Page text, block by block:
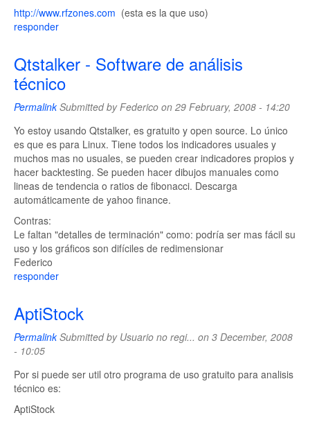
http://www.rfzones.com (esta es la que uso)
responder
Qtstalker - Software de análisis
técnico
PermalinkSubmitted byFederico on 29 February, 2008 - 14:20
Yo estoy usando Qtstalker, es gratuito y open source. Lo único
es que es para Linux. Tiene todos los indicadores usuales y
muchos mas no usuales, se pueden crear indicadores propios y
hacer backtesting. Se pueden hacer dibujos manuales como
lineas de tendencia o ratios de fibonacci. Descarga
automáticamente de yahoo finance.
Contras:
Le faltan "detalles de terminación" como: podría ser mas fácil su
uso y los gráficos son difíciles de redimensionar
Federico
responder
AptiStock
PermalinkSubmitted by Usuario no regi... on 3 December, 2008
- 10:05
Por si puede ser util otro programa de uso gratuito para analisis
técnico es:
AptiStock